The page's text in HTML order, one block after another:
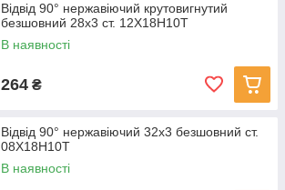
Відвід 90° нержавіючий крутовигнутий
безшовний 28x3 ст. 12Х18Н10Т
В наявності
264 ₴
Відвід 90° нержавіючий 32х3 безшовний ст.
08Х18Н10Т
В наявності